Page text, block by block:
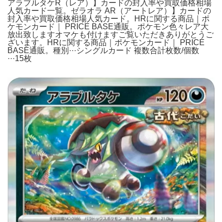
アラブルタケR（レア）】カードの封入率や買取価格相場
人気カード一覧。ゼラオラ AR（アートレア）】カードの
封入率や買取価格相場人気カード。HRに関する商品｜ポ
ケモンカード｜ PRICE BASE通販。ポケモン色々レア大
放出致しますオマケも付けますご覧いただきありがとうご
ざいます。HRに関する商品｜ポケモンカード｜ PRICE
BASE通販。種別···シングルカード 複数合計枚数/個数
···15枚